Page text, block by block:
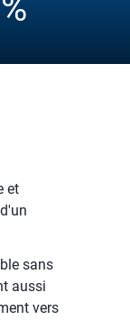
et
sans
aussi
vers